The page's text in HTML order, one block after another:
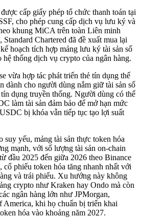
cấp giấy phép tổ chức thanh toán tại
cho phép cung cấp dịch vụ lưu ký và
khung MiCA trên toàn Liên minh
Chartered đã đề xuất mua lại
hoạch tích hợp mảng lưu ký tài sản số
hệ thống dịch vụ crypto của ngân hàng.
vừa hợp tác phát triển thẻ tín dụng thế
dành cho người dùng nắm giữ tài sản số
dụng truyền thống. Người dùng có thể
làm tài sản đảm bảo để mở hạn mức
bị khóa vẫn tiếp tục tạo lợi suất
yếu, mảng tài sản thực token hóa
mạnh, với số lượng tài sản on-chain
đầu 2025 đến giữa 2026 theo Binance
cổ phiếu token hóa tăng nhanh nhất với
và trái phiếu. Xu hướng này không
crypto như Kraken hay Ondo mà còn
ngân hàng lớn như JPMorgan,
America, khi họ chuẩn bị triển khai
hóa vào khoảng năm 2027.